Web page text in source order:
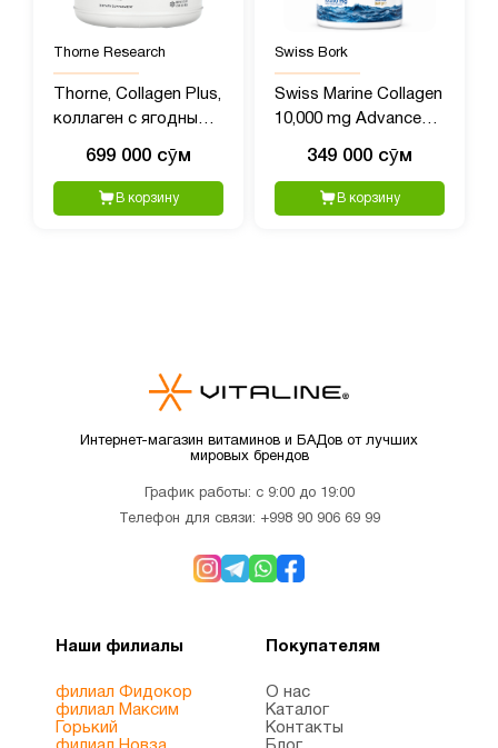
Thorne Research
Thorne, Collagen Plus,
коллаген с ягодным
699 000 сӯм
В корзину
Swiss Bork
Swiss Marine Collagen
10,000 mg Advanced
349 000 сӯм
В корзину
Интернет-магазин витаминов и БАДов от лучших
мировых брендов
График работы: с 9:00 до 19:00
Телефон для связи: +998 90 906 69 99
Наши филиалы
филиал Фидокор
филиал Максим
Горький
Покупателям
О нас
Каталог
Контакты